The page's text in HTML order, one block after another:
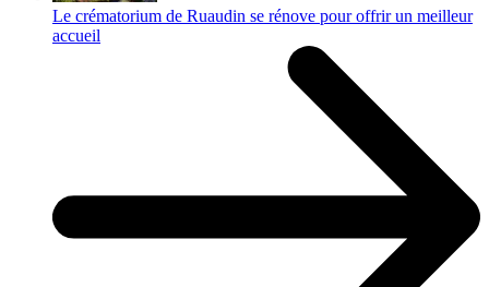
Le crématorium de Ruaudin se rénove pour offrir un meilleur
accueil